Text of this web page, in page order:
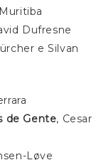
Dufresne
e Silvan
de Gente, Cesar
Løve